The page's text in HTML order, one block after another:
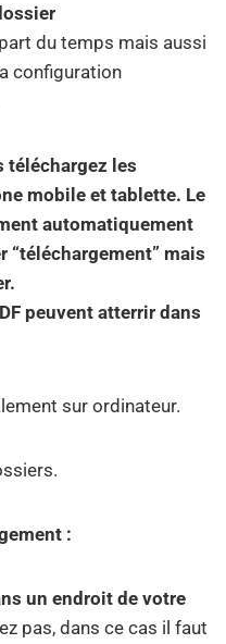
du temps mais aussi
configuration
téléchargez les
mobile et tablette. Le
automatiquement
“téléchargement” mais
peuvent atterrir dans
sur ordinateur.
:
un endroit de votre
pas, dans ce cas il faut